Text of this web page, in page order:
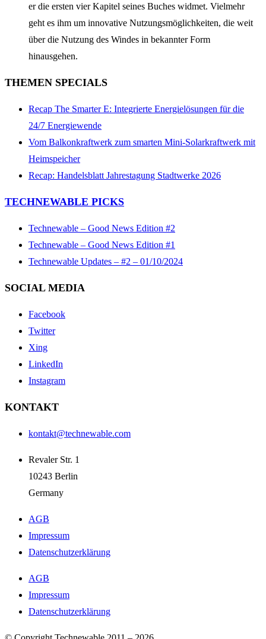
er die ersten vier Kapitel seines Buches widmet. Vielmehr
geht es ihm um innovative Nutzungsmöglichkeiten, die weit
über die Nutzung des Windes in bekannter Form
hinausgehen.
THEMEN SPECIALS
Recap The Smarter E: Integrierte Energielösungen für die
24/7 Energiewende
Vom Balkonkraftwerk zum smarten Mini-Solarkraftwerk mit
Heimspeicher
Recap: Handelsblatt Jahrestagung Stadtwerke 2026
TECHNEWABLE PICKS
Technewable – Good News Edition #2
Technewable – Good News Edition #1
Technewable Updates – #2 – 01/10/2024
SOCIAL MEDIA
Facebook
Twitter
Xing
LinkedIn
Instagram
KONTAKT
kontakt@technewable.com
Revaler Str. 1
10243 Berlin
Germany
AGB
Impressum
Datenschutzerklärung
AGB
Impressum
Datenschutzerklärung